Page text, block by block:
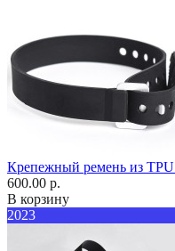
Крепежный ремень из
600.00 р.
В корзину
2023